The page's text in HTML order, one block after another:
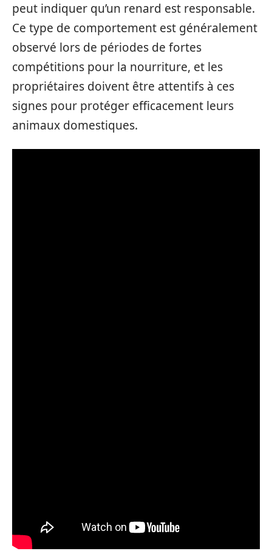
peut indiquer qu’un renard est responsable.
Ce type de comportement est généralement
observé lors de périodes de fortes
compétitions pour la nourriture, et les
propriétaires doivent être attentifs à ces
signes pour protéger efficacement leurs
animaux domestiques.